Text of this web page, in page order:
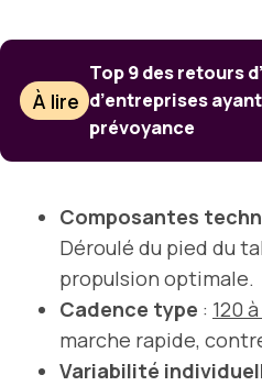
À lire
Top 9 des retours
d’entreprises
prévoyance
Composantes
Déroulé du pied du
propulsion optimale.
Cadence type : 120
marche rapide,
Variabilité